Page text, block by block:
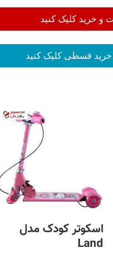
خرید کلیک کنید
قسطی کلیک کنید
اسکوتر کودک مدل
Land